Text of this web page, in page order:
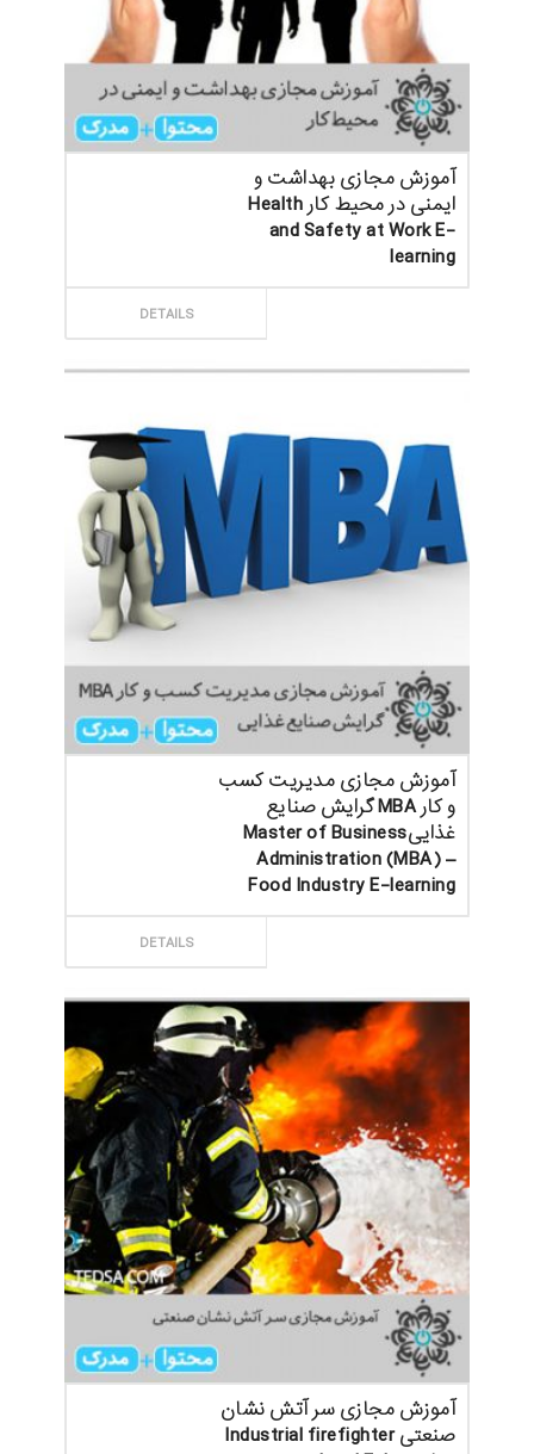
آموزش مجازی بهداشت و
ایمنی در محیط کار Health
and Safety at Work E-
learning
DETAILS
آموزش مجازی مدیریت کسب
و کار MBA گرایش صنایع
غذاییMaster of Business
Administration (MBA) –
Food Industry E-learning
DETAILS
آموزش مجازی سر آتش نشان
صنعتی Industrial firefighter